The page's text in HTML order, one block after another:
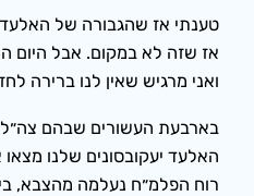
טענתי אז שהגבורה של
אז שזה לא במקום. אבל היום
ואני מרגיש שאין לנו ברירה
בארבעת העשורים שבהם
האלעד יעקובסונים שלנו
רוח הפלמ״ח נעלמה מהצבא,